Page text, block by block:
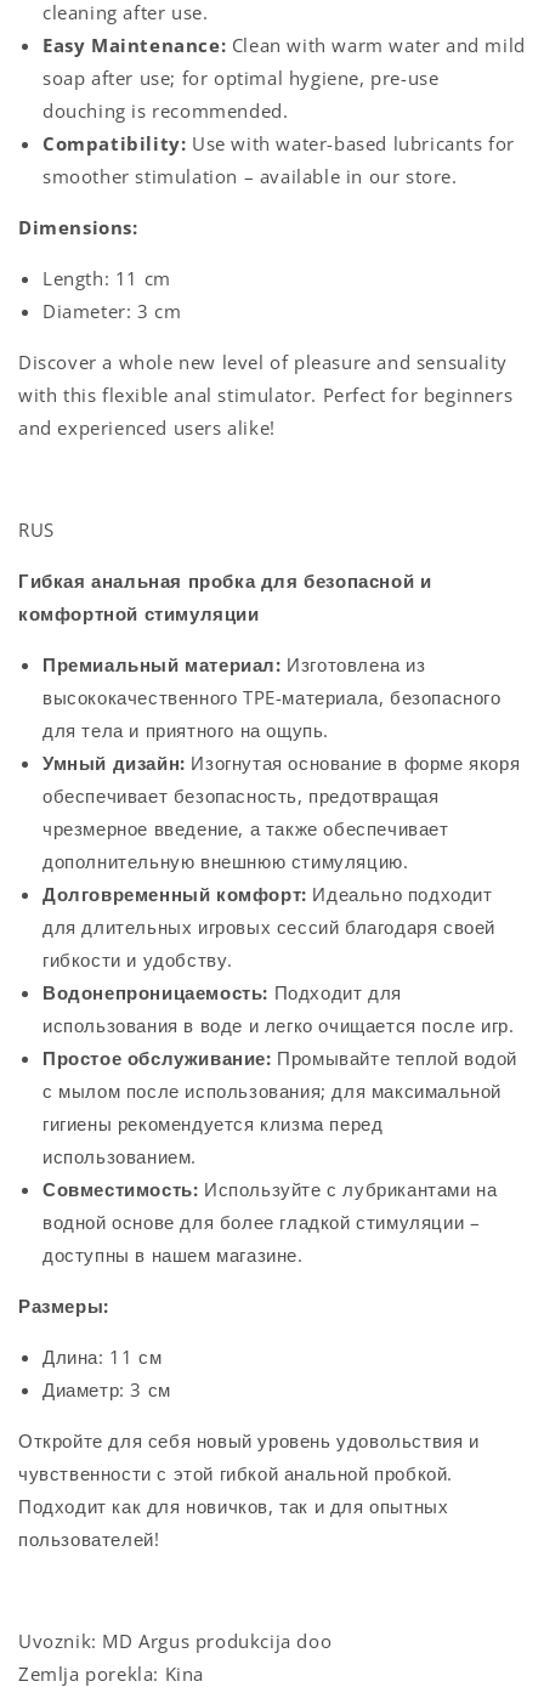
cleaning after use.
Easy Maintenance: Clean with warm water and mild
soap after use; for optimal hygiene, pre-use
douching is recommended.
Compatibility: Use with water-based lubricants for
smoother stimulation – available in our store.
Dimensions:
Length: 11 cm
Diameter: 3 cm
Discover a whole new level of pleasure and sensuality
with this flexible anal stimulator. Perfect for beginners
and experienced users alike!
RUS
Гибкая анальная пробка для безопасной и
комфортной стимуляции
Премиальный материал: Изготовлена из
высококачественного TPE-материала, безопасного
для тела и приятного на ощупь.
Умный дизайн: Изогнутая основание в форме якоря
обеспечивает безопасность, предотвращая
чрезмерное введение, а также обеспечивает
дополнительную внешнюю стимуляцию.
Долговременный комфорт: Идеально подходит
для длительных игровых сессий благодаря своей
гибкости и удобству.
Водонепроницаемость: Подходит для
использования в воде и легко очищается после игр.
Простое обслуживание: Промывайте теплой водой
с мылом после использования; для максимальной
гигиены рекомендуется клизма перед
использованием.
Совместимость: Используйте с лубрикантами на
водной основе для более гладкой стимуляции –
доступны в нашем магазине.
Размеры:
Длина: 11 см
Диаметр: 3 см
Откройте для себя новый уровень удовольствия и
чувственности с этой гибкой анальной пробкой.
Подходит как для новичков, так и для опытных
пользователей!
Uvoznik: MD Argus produkcija doo
Zemlja porekla: Kina